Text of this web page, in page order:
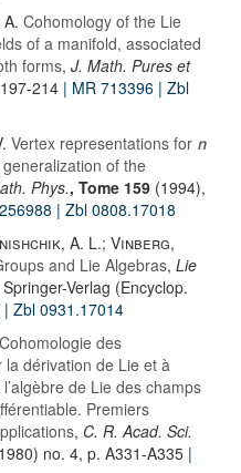
Cohomology of the Lie
of a manifold, associated
forms, J. Math. Pures et
214 | MR 713396 | Zbl
Vertex representations for n
of the
Phys., Tome 159 (1994),
| Zbl 0808.17018
A. L.; Vinberg,
and Lie Algebras, Lie
Springer-Verlag (Encyclop.
| Zbl 0931.17014
Cohomologie des
dérivation de Lie et à
de Lie des champs
Premiers
, C. R. Acad. Sci.
no. 4, p. A331-A335 |